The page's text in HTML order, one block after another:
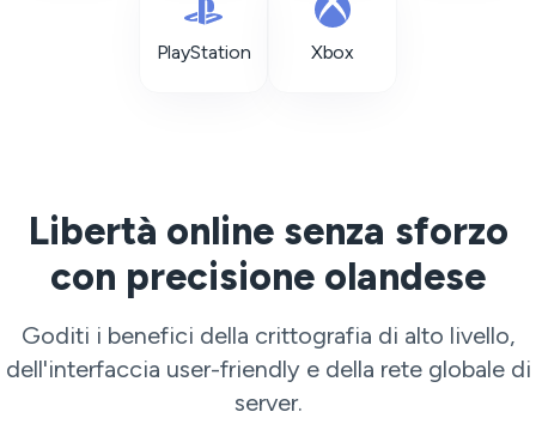
PlayStation Xbox
Libertà online senza sforzo
con precisione olandese
Goditi i benefici della crittografia di alto livello,
dell'interfaccia user-friendly e della rete globale di
server.